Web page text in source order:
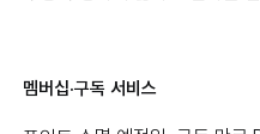
멤버십·구독 서비스